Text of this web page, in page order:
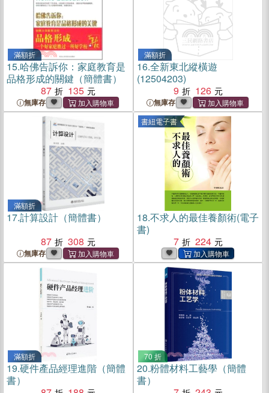
滿額折
15.哈佛告訴你：家庭教育是
品格形成的關鍵（簡體書）
87
135
無庫存
滿額折
16.全新東北縱橫遊
(12504203)
9
126
無庫存
滿額折
17.計算設計（簡體書）
87
308
無庫存
書紐電子書
18.不求人的最佳養顏術(電子
書)
7
224
滿額折
19.硬件產品經理進階（簡體
書）
70 折
20.粉體材料工藝學（簡體
書）